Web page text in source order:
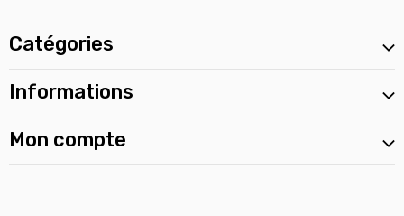
Catégories
Informations
Mon compte